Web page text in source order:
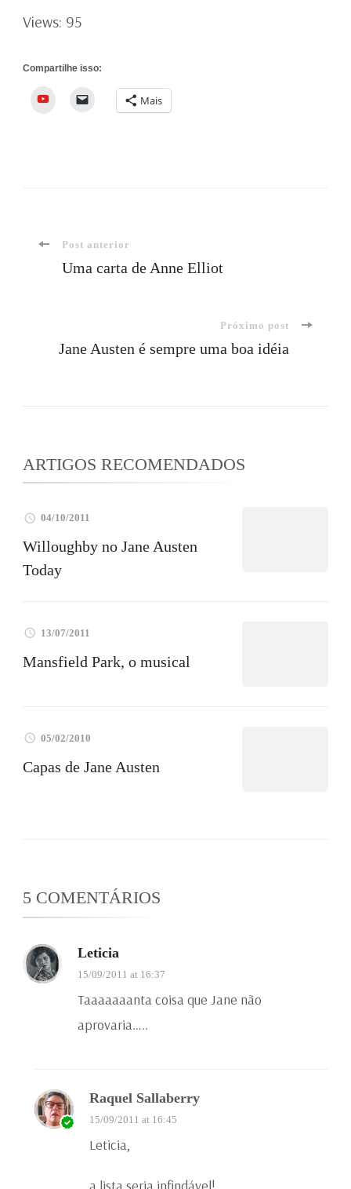
Views: 95
Compartilhe isso:
YouTube Mais
Navegação
post
Post anterior
Uma carta de Anne Elliot
Próximo post
Jane Austen é sempre uma boa idéia
ARTIGOS RECOMENDADOS
04/10/2011
Willoughby no Jane Austen
Today
13/07/2011
Mansfield Park, o musical
05/02/2010
Capas de Jane Austen
5 COMENTÁRIOS
Leticia
15/09/2011 at 16:37
Taaaaaaanta coisa que Jane não
aprovaria…..
Raquel Sallaberry
15/09/2011 at 16:45
Leticia,